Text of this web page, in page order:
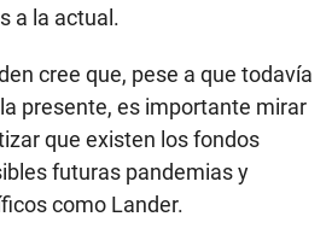
a la actual.
cree que, pese a que todavía
presente, es importante mirar
que existen los fondos
futuras pandemias y
como Lander.